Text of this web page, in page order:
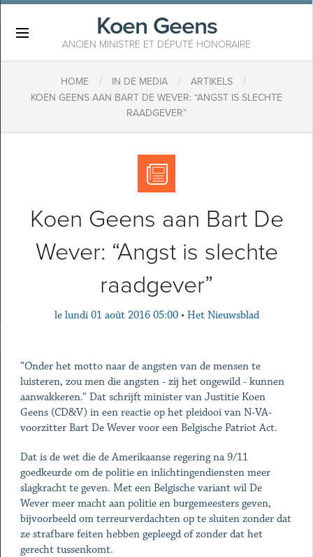
Koen Geens
ANCIEN MINISTRE ET DÉPUTÉ HONORAIRE
HOME / IN DE MEDIA / ARTIKELS /
KOEN GEENS AAN BART DE WEVER: “ANGST IS SLECHTE
RAADGEVER”
Koen Geens aan Bart De
Wever: “Angst is slechte
raadgever”
le lundi 01 août 2016 05:00 • Het Nieuwsblad
“Onder het motto naar de angsten van de mensen te
luisteren, zou men die angsten - zij het ongewild - kunnen
aanwakkeren.” Dat schrijft minister van Justitie Koen
Geens (CD&V) in een reactie op het pleidooi van N-VA-
voorzitter Bart De Wever voor een Belgische Patriot Act.
Dat is de wet die de Amerikaanse regering na 9/11
goedkeurde om de politie en inlichtingendiensten meer
slagkracht te geven. Met een Belgische variant wil De
Wever meer macht aan politie en burgemeesters geven,
bijvoorbeeld om terreurverdachten op te sluiten zonder dat
ze strafbare feiten hebben gepleegd of zonder dat het
gerecht tussenkomt.